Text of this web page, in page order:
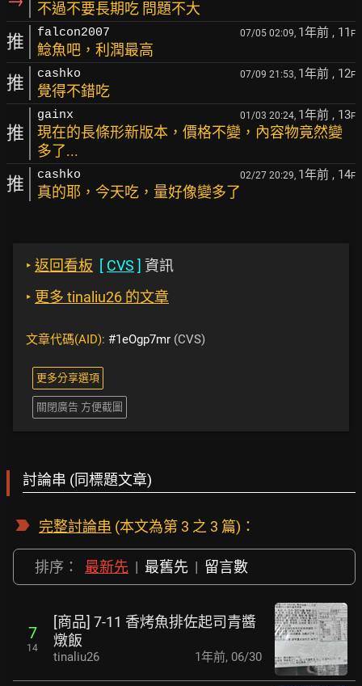
不過不要長期吃 問題不大
推 falcon2007 07/05 02:09, 1年前 , 11 F
鯰魚吧，利潤最高
推 cashko 07/09 21:53, 1年前 , 12F
覺得不錯吃
推
gainx 01/03 20:24, 1年前 , 13F
現在的長條形新版本，價格不變，內容物竟然變
多了...
推 cashko 02/27 20:29, 1年前 , 14F
真的耶，今天吃，量好像變多了
‣ 返回看板 [ CVS ] 資訊
‣ 更多 tinaliu26 的文章
文章代碼(AID): #1eOgp7mr (CVS)
更多分享選項
關閉廣告 方便截圖
討論串 (同標題文章)
完整討論串 (本文為第 3 之 3 篇)：
排序： 最新先 | 最舊先 | 留言數
7
14
[商品] 7-11 香烤魚排佐起司青醬
燉飯
tinaliu26 1年前, 06/30